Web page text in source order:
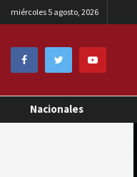
miércoles 5 agosto, 2026
Nacionales